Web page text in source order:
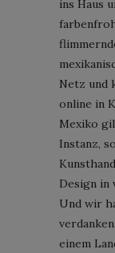
ins Haus
Netz und
online in
Mexiko
Instanz,
Design
Und wir
einem